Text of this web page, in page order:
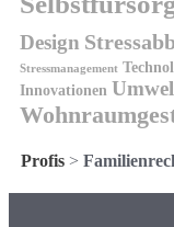
Design
Stressmanagement
Innovationen
Profis>